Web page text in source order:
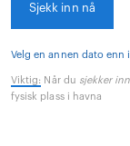
Sjekk inn nå
Velg en annen dato enn
Viktig: Når du sjekker inn
fysisk plass i havna